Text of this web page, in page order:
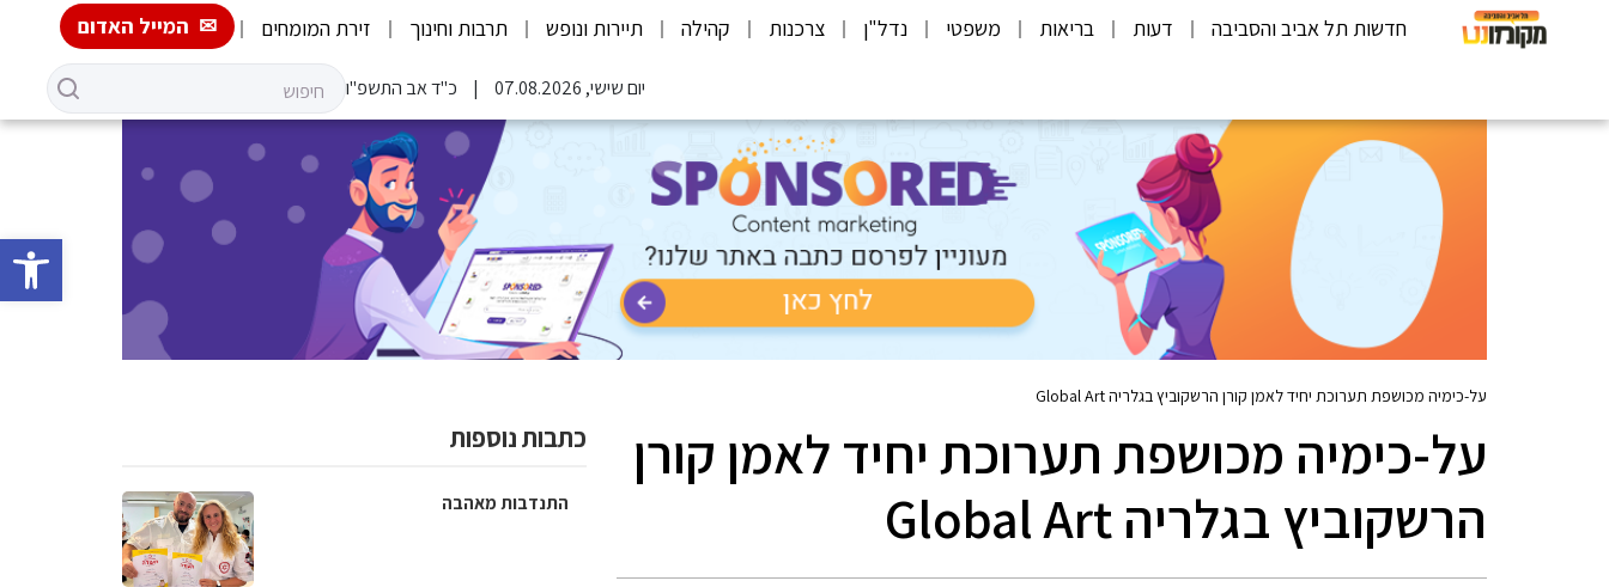
פתח
חדשות תל אביב והסביבה דעות בריאות משפטי נדל"ן צרכנות קהילה תיירות ונופש תרבות וחינוך זירת המומחים המייל האדום
יום שישי, 07.08.2026 כ"ד אב התשפ"ו
על-כימיה מכושפת תערוכת יחיד לאמן קורן הרשקוביץ בגלריה Global Art
על-כימיה מכושפת תערוכת יחיד לאמן קורן
הרשקוביץ בגלריה Global Art
כתבות נוספות
התנדבות מאהבה